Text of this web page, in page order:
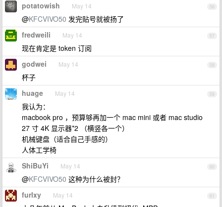
56
potatowish May 14
@KFCVIVO50 发完贴号就被扬了
57
fredweili May 14
现在肯定是 token 订阅
58
godwei May 14
杯子
59
huage May 14
我认为：
macbook pro ，预算够再加一个 mac mini 或者 mac studio
27 寸 4K 显示器*2 （横竖各一个）
机械键盘（适合自己手感的）
人体工学椅
60
ShiBuYi May 14
@KFCVIVO50 这种为什么被封？
61
furlxy May 14